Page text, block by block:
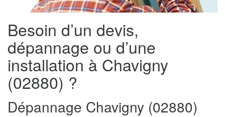
Besoin d’un devis,
dépannage ou d’une
installation à Chavigny
(02880) ?
Dépannage Chavigny (02880)